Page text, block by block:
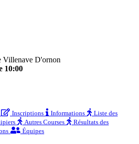
Villenave D'ornon
10:00
Inscriptions Informations
Liste des
Autres Courses
Résultats des
Équipes